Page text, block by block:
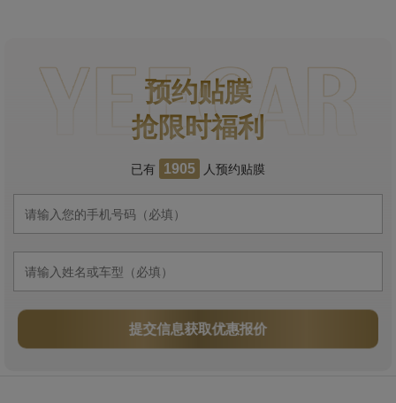
预约贴膜
抢限时福利
已有 1905 人预约贴膜
提交信息获取优惠报价